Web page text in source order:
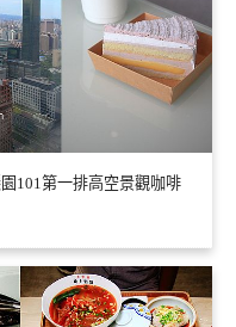
園101第一排高空景觀咖啡